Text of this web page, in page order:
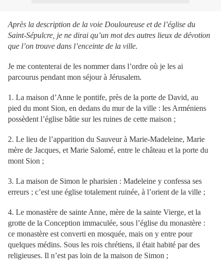
Après la description de la voie Douloureuse et de l’église du
Saint-Sépulcre, je ne dirai qu’un mot des autres lieux de dévotion
que l’on trouve dans l’enceinte de la ville.
Je me contenterai de les nommer dans l’ordre où je les ai
parcourus pendant mon séjour à Jérusalem.
1. La maison d’Anne le pontife, près de la porte de David, au
pied du mont Sion, en dedans du mur de la ville : les Arméniens
possèdent l’église bâtie sur les ruines de cette maison ;
2. Le lieu de l’apparition du Sauveur à Marie-Madeleine, Marie
mère de Jacques, et Marie Salomé, entre le château et la porte du
mont Sion ;
3. La maison de Simon le pharisien : Madeleine y confessa ses
erreurs ; c’est une église totalement ruinée, à l’orient de la ville ;
4. Le monastère de sainte Anne, mère de la sainte Vierge, et la
grotte de la Conception immaculée, sous l’église du monastère :
ce monastère est converti en mosquée, mais on y entre pour
quelques médins. Sous les rois chrétiens, il était habité par des
religieuses. Il n’est pas loin de la maison de Simon ;